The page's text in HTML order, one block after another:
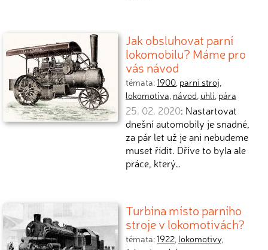
Jak obsluhovat parní
lokomobilu? Máme pro
vás návod
témata:1900, parní stroj,
lokomotiva, návod, uhlí, pára
25. 02. 2020: Nastartovat
dnešní automobily je snadné,
za pár let už je ani nebudeme
muset řídit. Dříve to byla ale
práce, který…
Turbína místo parního
stroje v lokomotivách?
témata:1922, lokomotivy,